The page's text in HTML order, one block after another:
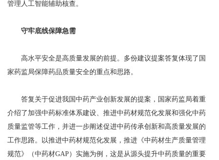
管理人工智能辅助核查。
守牢底线保障急需
高水平安全是高质量发展的前提。多份建议提案答复体现了国
家药监局保障药品质量安全的重点和思路。
答复关于促进我国中药产业创新发展的提案，国家药监局着重
介绍了加强中药标准体系建设、推进中药材规范化发展和强化中药
质量监管等工作，并进一步阐述促进中药传承创新和高质量发展的
工作思路。以推进中药材规范化发展，推进《中药材生产质量管理
规范》（中药材GAP）实施为例，这是从源头提升中药质量的重要